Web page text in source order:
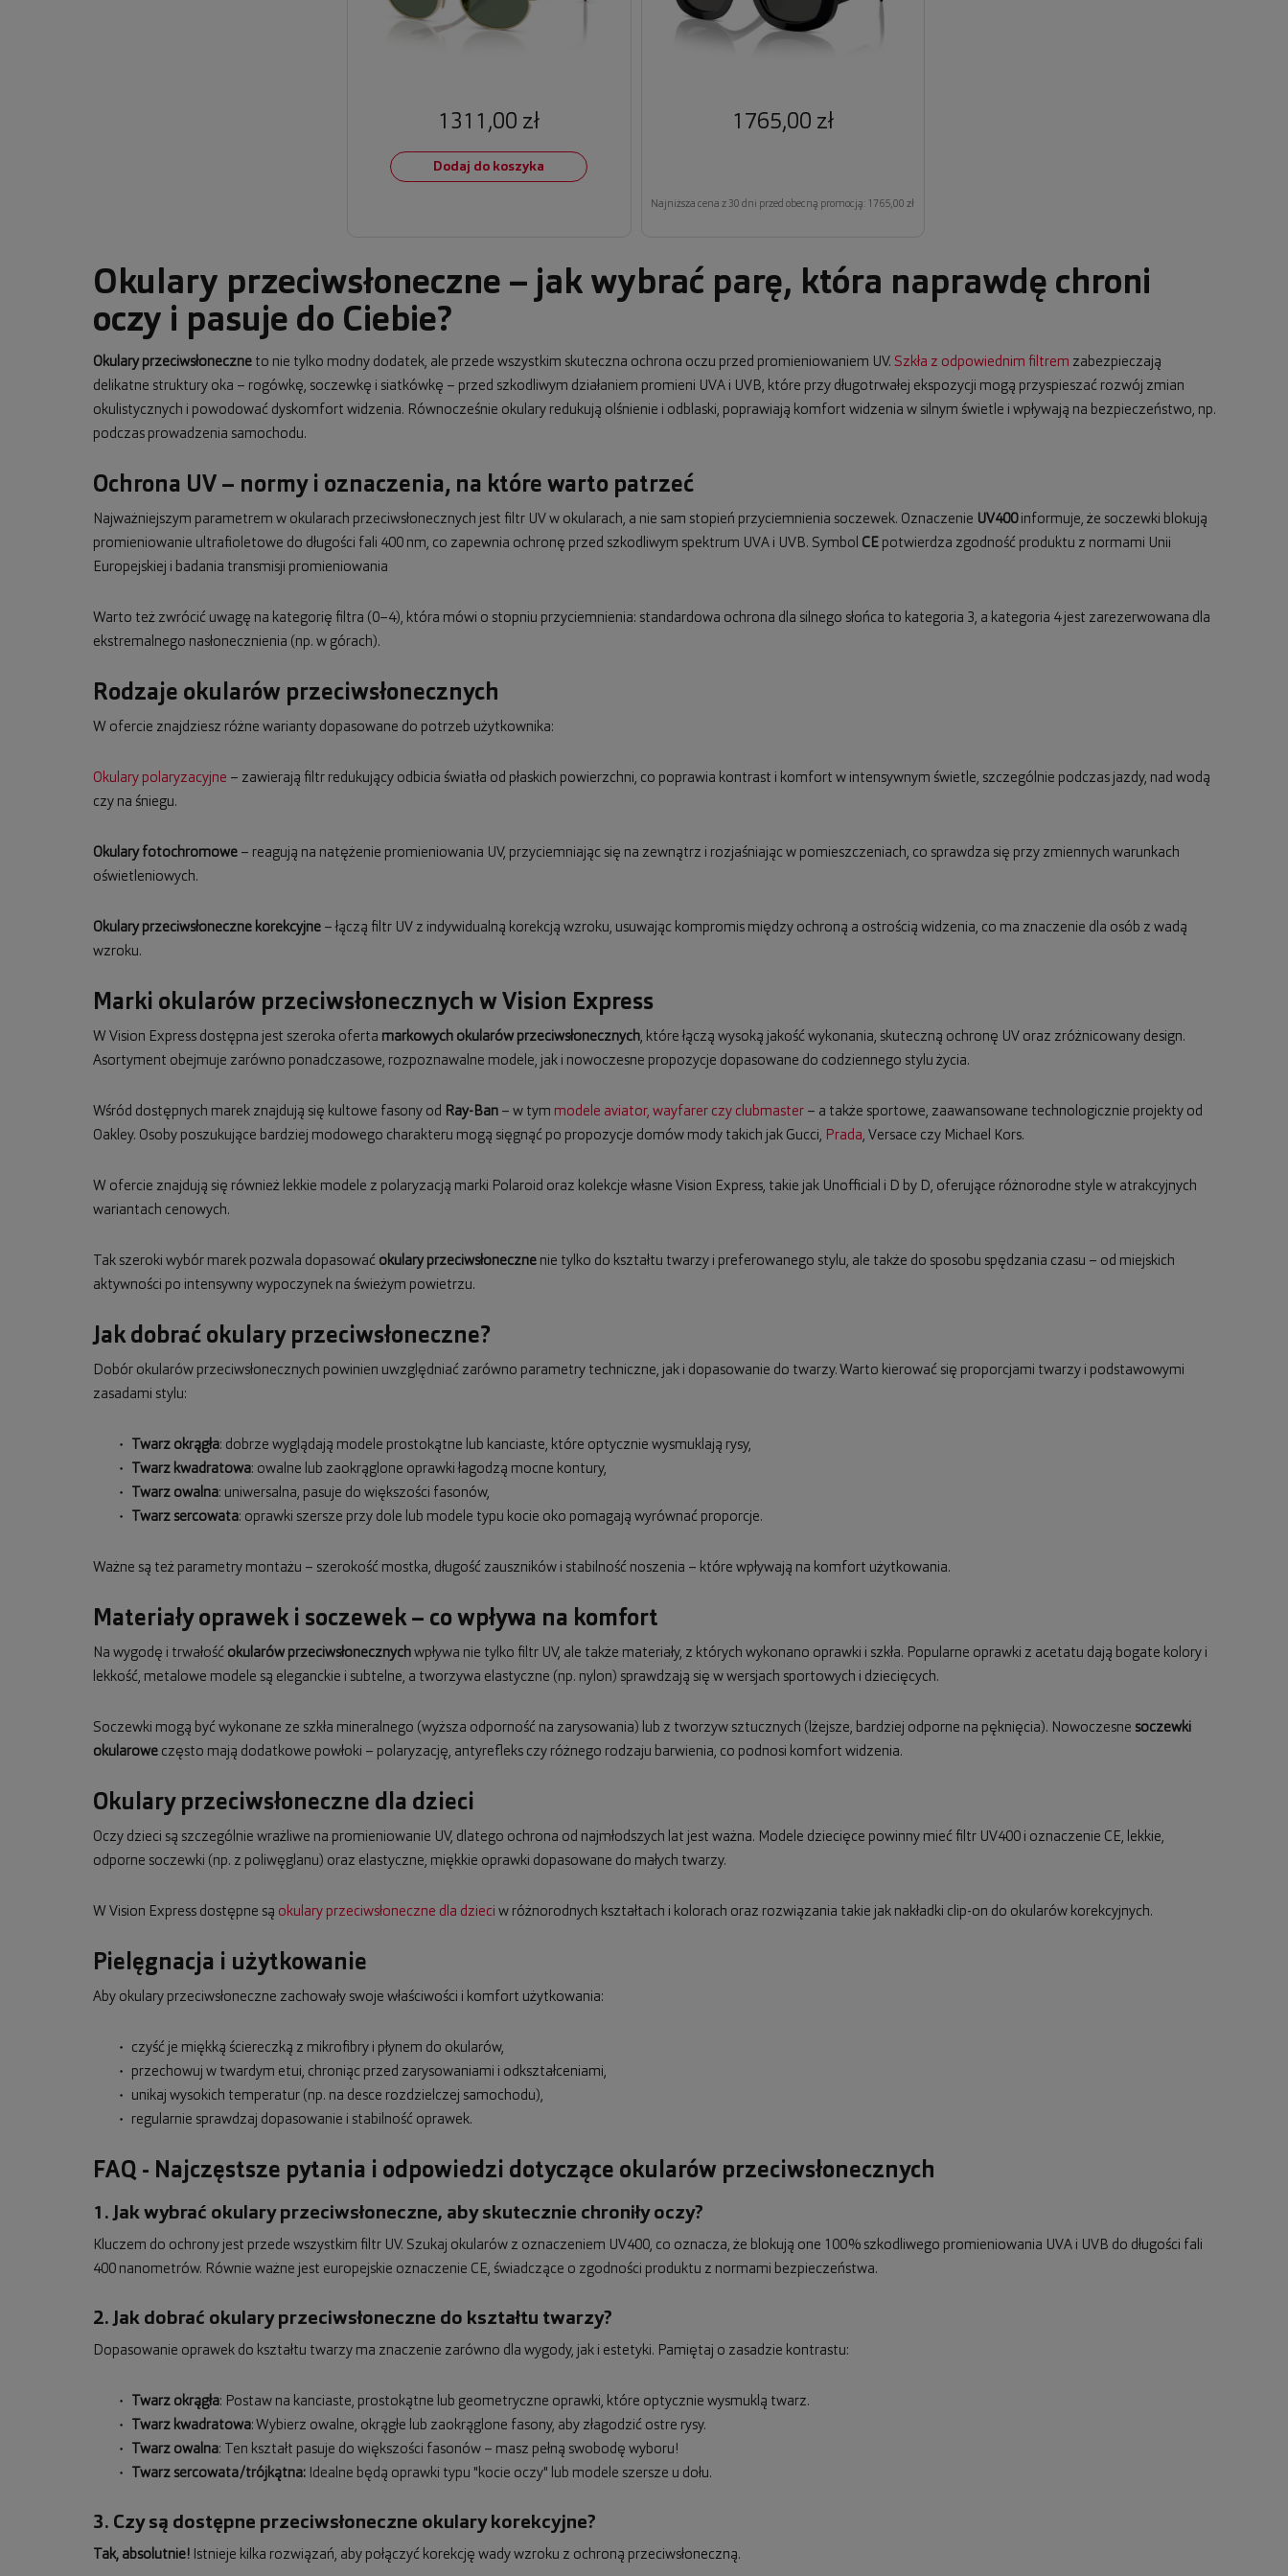
1311,00 zł
Dodaj do koszyka
1765,00 zł
Najniższa cena z 30 dni przed obecną promocją: 1765,00 zł
Okulary przeciwsłoneczne – jak wybrać parę, która naprawdę chroni
oczy i pasuje do Ciebie?
Okulary przeciwsłoneczne to nie tylko modny dodatek, ale przede wszystkim skuteczna ochrona oczu przed promieniowaniem UV. Szkła z odpowiednim filtrem zabezpieczają
delikatne struktury oka – rogówkę, soczewkę i siatkówkę – przed szkodliwym działaniem promieni UVA i UVB, które przy długotrwałej ekspozycji mogą przyspieszać rozwój zmian
okulistycznych i powodować dyskomfort widzenia. Równocześnie okulary redukują olśnienie i odblaski, poprawiają komfort widzenia w silnym świetle i wpływają na bezpieczeństwo, np.
podczas prowadzenia samochodu.
Ochrona UV – normy i oznaczenia, na które warto patrzeć
Najważniejszym parametrem w okularach przeciwsłonecznych jest filtr UV w okularach, a nie sam stopień przyciemnienia soczewek. Oznaczenie UV400informuje, że soczewki blokują
promieniowanie ultrafioletowe do długości fali 400 nm, co zapewnia ochronę przed szkodliwym spektrum UVA i UVB. Symbol CE potwierdza zgodność produktu z normami Unii
Europejskiej i badania transmisji promieniowania
Warto też zwrócić uwagę na kategorię filtra (0–4), która mówi o stopniu przyciemnienia: standardowa ochrona dla silnego słońca to kategoria 3, a kategoria 4 jest zarezerwowana dla
ekstremalnego nasłonecznienia (np. w górach).
Rodzaje okularów przeciwsłonecznych
W ofercie znajdziesz różne warianty dopasowane do potrzeb użytkownika:
Okulary polaryzacyjne – zawierają filtr redukujący odbicia światła od płaskich powierzchni, co poprawia kontrast i komfort w intensywnym świetle, szczególnie podczas jazdy, nad wodą
czy na śniegu.
Okulary fotochromowe – reagują na natężenie promieniowania UV, przyciemniając się na zewnątrz i rozjaśniając w pomieszczeniach, co sprawdza się przy zmiennych warunkach
oświetleniowych.
Okulary przeciwsłoneczne korekcyjne – łączą filtr UV z indywidualną korekcją wzroku, usuwając kompromis między ochroną a ostrością widzenia, co ma znaczenie dla osób z wadą
wzroku.
Marki okularów przeciwsłonecznych w Vision Express
W Vision Express dostępna jest szeroka oferta markowych okularów przeciwsłonecznych, które łączą wysoką jakość wykonania, skuteczną ochronę UV oraz zróżnicowany design.
Asortyment obejmuje zarówno ponadczasowe, rozpoznawalne modele, jak i nowoczesne propozycje dopasowane do codziennego stylu życia.
Wśród dostępnych marek znajdują się kultowe fasony od Ray-Ban – w tym modele aviator, wayfarer czy clubmaster – a także sportowe, zaawansowane technologicznie projekty od
Oakley. Osoby poszukujące bardziej modowego charakteru mogą sięgnąć po propozycje domów mody takich jak Gucci, Prada, Versace czy Michael Kors.
W ofercie znajdują się również lekkie modele z polaryzacją marki Polaroid oraz kolekcje własne Vision Express, takie jak Unofficial i D by D, oferujące różnorodne style w atrakcyjnych
wariantach cenowych.
Tak szeroki wybór marek pozwala dopasować okulary przeciwsłoneczne nie tylko do kształtu twarzy i preferowanego stylu, ale także do sposobu spędzania czasu – od miejskich
aktywności po intensywny wypoczynek na świeżym powietrzu.
Jak dobrać okulary przeciwsłoneczne?
Dobór okularów przeciwsłonecznych powinien uwzględniać zarówno parametry techniczne, jak i dopasowanie do twarzy. Warto kierować się proporcjami twarzy i podstawowymi
zasadami stylu:
Twarz okrągła: dobrze wyglądają modele prostokątne lub kanciaste, które optycznie wysmuklają rysy,
Twarz kwadratowa: owalne lub zaokrąglone oprawki łagodzą mocne kontury,
Twarz owalna: uniwersalna, pasuje do większości fasonów,
Twarz sercowata: oprawki szersze przy dole lub modele typu kocie oko pomagają wyrównać proporcje.
Ważne są też parametry montażu – szerokość mostka, długość zauszników i stabilność noszenia – które wpływają na komfort użytkowania.
Materiały oprawek i soczewek – co wpływa na komfort
Na wygodę i trwałość okularów przeciwsłonecznych wpływa nie tylko filtr UV, ale także materiały, z których wykonano oprawki i szkła. Popularne oprawki z acetatu dają bogate kolory i
lekkość, metalowe modele są eleganckie i subtelne, a tworzywa elastyczne (np. nylon) sprawdzają się w wersjach sportowych i dziecięcych.
Soczewki mogą być wykonane ze szkła mineralnego (wyższa odporność na zarysowania) lub z tworzyw sztucznych (lżejsze, bardziej odporne na pęknięcia). Nowoczesne soczewki
okularowe często mają dodatkowe powłoki – polaryzację, antyrefleks czy różnego rodzaju barwienia, co podnosi komfort widzenia.
Okulary przeciwsłoneczne dla dzieci
Oczy dzieci są szczególnie wrażliwe na promieniowanie UV, dlatego ochrona od najmłodszych lat jest ważna. Modele dziecięce powinny mieć filtr UV400 i oznaczenie CE, lekkie,
odporne soczewki (np. z poliwęglanu) oraz elastyczne, miękkie oprawki dopasowane do małych twarzy.
W Vision Express dostępne są okulary przeciwsłoneczne dla dzieci w różnorodnych kształtach i kolorach oraz rozwiązania takie jak nakładki clip-on do okularów korekcyjnych.
Pielęgnacja i użytkowanie
Aby okulary przeciwsłoneczne zachowały swoje właściwości i komfort użytkowania:
czyść je miękką ściereczką z mikrofibry i płynem do okularów,
przechowuj w twardym etui, chroniąc przed zarysowaniami i odkształceniami,
unikaj wysokich temperatur (np. na desce rozdzielczej samochodu),
regularnie sprawdzaj dopasowanie i stabilność oprawek.
FAQ - Najczęstsze pytania i odpowiedzi dotyczące okularów przeciwsłonecznych
1. Jak wybrać okulary przeciwsłoneczne, aby skutecznie chroniły oczy?
Kluczem do ochrony jest przede wszystkim filtr UV. Szukaj okularów z oznaczeniem UV400, co oznacza, że blokują one 100% szkodliwego promieniowania UVA i UVB do długości fali
400 nanometrów. Równie ważne jest europejskie oznaczenie CE, świadczące o zgodności produktu z normami bezpieczeństwa.
2. Jak dobrać okulary przeciwsłoneczne do kształtu twarzy?
Dopasowanie oprawek do kształtu twarzy ma znaczenie zarówno dla wygody, jak i estetyki. Pamiętaj o zasadzie kontrastu:
Twarz okrągła: Postaw na kanciaste, prostokątne lub geometryczne oprawki, które optycznie wysmuklą twarz.
Twarz kwadratowa: Wybierz owalne, okrągłe lub zaokrąglone fasony, aby złagodzić ostre rysy.
Twarz owalna: Ten kształt pasuje do większości fasonów – masz pełną swobodę wyboru!
Twarz sercowata/trójkątna: Idealne będą oprawki typu "kocie oczy" lub modele szersze u dołu.
3. Czy są dostępne przeciwsłoneczne okulary korekcyjne?
Tak, absolutnie! Istnieje kilka rozwiązań, aby połączyć korekcję wady wzroku z ochroną przeciwsłoneczną.